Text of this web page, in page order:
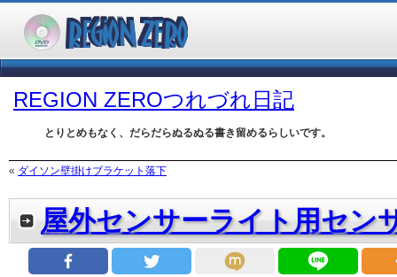
REGION ZEROつれづれ日記
とりとめもなく、だらだらぬるぬる書き留めるらしいです。
« ダイソン壁掛けブラケット落下
屋外センサーライト用セン